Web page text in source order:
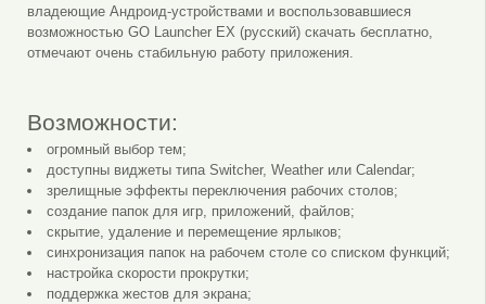
владеющие Андроид-устройствами и воспользовавшиеся
возможностью GO Launcher EX (русский) скачать бесплатно,
отмечают очень стабильную работу приложения.
Возможности:
огромный выбор тем;
доступны виджеты типа Switcher, Weather или Calendar;
зрелищные эффекты переключения рабочих столов;
создание папок для игр, приложений, файлов;
скрытие, удаление и перемещение ярлыков;
синхронизация папок на рабочем столе со списком функций;
настройка скорости прокрутки;
поддержка жестов для экрана;